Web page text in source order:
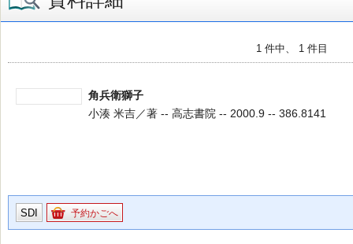
1 件中、 1 件目
角兵衛獅子
小湊 米吉／著 -- 高志書院 -- 2000.9 -- 386.8141
SDI 予約かごへ